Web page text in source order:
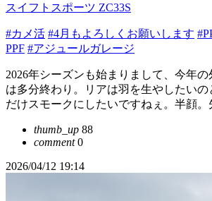
スイフトスポーツ ZC33S
#カメ活 #4月もよろしくお願いします
PPF #アジュールガレージ
2026年シーズンも始まりまして、今年の
は多分終わり。リアは羽を生やしたいの
だけスモークにしたいですねぇ。半顔。
thumb_up 88
comment0
2026/04/12 19:14